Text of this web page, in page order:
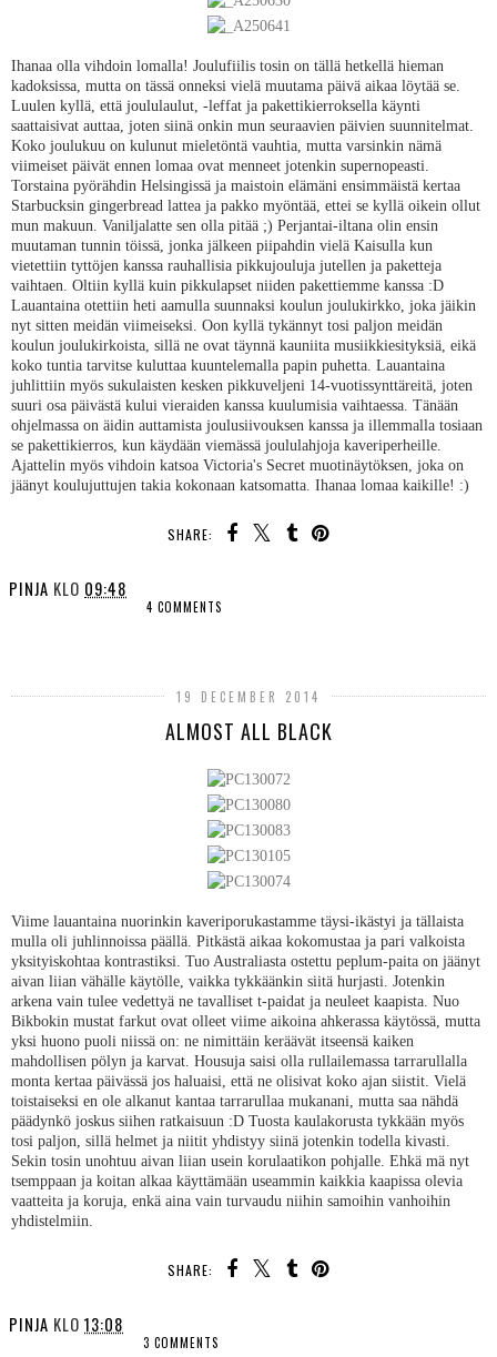
Ihanaa olla vihdoin lomalla! Joulufiilis tosin on tällä hetkellä hieman
kadoksissa, mutta on tässä onneksi vielä muutama päivä aikaa löytää se.
Luulen kyllä, että joululaulut, -leffat ja pakettikierroksella käynti
saattaisivat auttaa, joten siinä onkin mun seuraavien päivien suunnitelmat.
Koko joulukuu on kulunut mieletöntä vauhtia, mutta varsinkin nämä
viimeiset päivät ennen lomaa ovat menneet jotenkin supernopeasti.
Torstaina pyörähdin Helsingissä ja maistoin elämäni ensimmäistä kertaa
Starbucksin gingerbread lattea ja pakko myöntää, ettei se kyllä oikein ollut
mun makuun. Vaniljalatte sen olla pitää ;) Perjantai-iltana olin ensin
muutaman tunnin töissä, jonka jälkeen piipahdin vielä Kaisulla kun
vietettiin tyttöjen kanssa rauhallisia pikkujouluja jutellen ja paketteja
vaihtaen. Oltiin kyllä kuin pikkulapset niiden pakettiemme kanssa :D
Lauantaina otettiin heti aamulla suunnaksi koulun joulukirkko, joka jäikin
nyt sitten meidän viimeiseksi. Oon kyllä tykännyt tosi paljon meidän
koulun joulukirkoista, sillä ne ovat täynnä kauniita musiikkiesityksiä, eikä
koko tuntia tarvitse kuluttaa kuuntelemalla papin puhetta. Lauantaina
juhlittiin myös sukulaisten kesken pikkuveljeni 14-vuotissynttäreitä, joten
suuri osa päivästä kului vieraiden kanssa kuulumisia vaihtaessa. Tänään
ohjelmassa on äidin auttamista joulusiivouksen kanssa ja illemmalla tosiaan
se pakettikierros, kun käydään viemässä joululahjoja kaveriperheille.
Ajattelin myös vihdoin katsoa Victoria's Secret muotinäytöksen, joka on
jäänyt koulujuttujen takia kokonaan katsomatta. Ihanaa lomaa kaikille! :)
SHARE:
PINJA KLO 09:48
4 COMMENTS
19 DECEMBER 2014
ALMOST ALL BLACK
Viime lauantaina nuorinkin kaveriporukastamme täysi-ikästyi ja tällaista
mulla oli juhlinnoissa päällä. Pitkästä aikaa kokomustaa ja pari valkoista
yksityiskohtaa kontrastiksi. Tuo Australiasta ostettu peplum-paita on jäänyt
aivan liian vähälle käytölle, vaikka tykkäänkin siitä hurjasti. Jotenkin
arkena vain tulee vedettyä ne tavalliset t-paidat ja neuleet kaapista. Nuo
Bikbokin mustat farkut ovat olleet viime aikoina ahkerassa käytössä, mutta
yksi huono puoli niissä on: ne nimittäin keräävät itseensä kaiken
mahdollisen pölyn ja karvat. Housuja saisi olla rullailemassa tarrarullalla
monta kertaa päivässä jos haluaisi, että ne olisivat koko ajan siistit. Vielä
toistaiseksi en ole alkanut kantaa tarrarullaa mukanani, mutta saa nähdä
päädynkö joskus siihen ratkaisuun :D Tuosta kaulakorusta tykkään myös
tosi paljon, sillä helmet ja niitit yhdistyy siinä jotenkin todella kivasti.
Sekin tosin unohtuu aivan liian usein korulaatikon pohjalle. Ehkä mä nyt
tsemppaan ja koitan alkaa käyttämään useammin kaikkia kaapissa olevia
vaatteita ja koruja, enkä aina vain turvaudu niihin samoihin vanhoihin
yhdistelmiin.
SHARE:
PINJA KLO 13:08
3 COMMENTS